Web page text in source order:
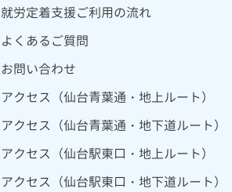
就労定着支援ご利用の流れ
よくあるご質問
お問い合わせ
アクセス（仙台青葉通・地上ルート）
アクセス（仙台青葉通・地下道ルート）
アクセス（仙台駅東口・地上ルート）
アクセス（仙台駅東口・地下道ルート）